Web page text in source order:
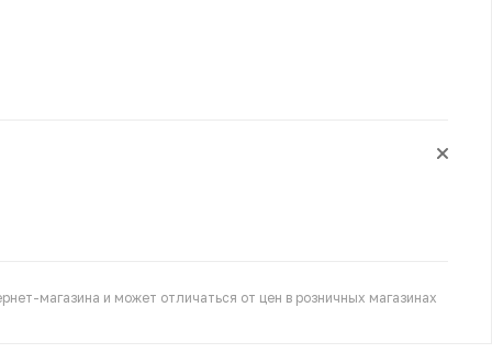
магазина и может отличаться от цен в розничных магазинах